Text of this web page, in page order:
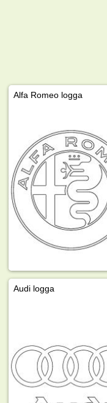
Alfa Romeo logga
Audi logga